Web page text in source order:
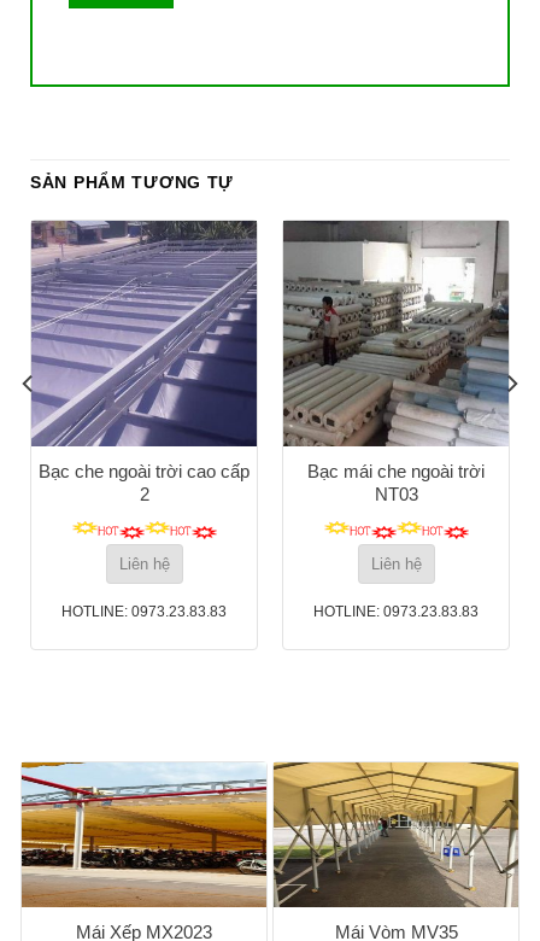
SẢN PHẨM TƯƠNG TỰ
Bạc che ngoài trời cao cấp
2
Liên hệ
HOTLINE: 0973.23.83.83
Bạc mái che ngoài trời
NT03
Liên hệ
HOTLINE: 0973.23.83.83
Mái Xếp MX2023 Mái Vòm MV35